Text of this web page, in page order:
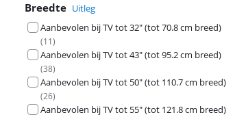
Breedte Uitleg
Aanbevolen bij TV tot 32" (tot 70.8 cm breed)
(11)
Aanbevolen bij TV tot 43" (tot 95.2 cm breed)
(38)
Aanbevolen bij TV tot 50" (tot 110.7 cm breed)
(26)
Aanbevolen bij TV tot 55" (tot 121.8 cm breed)